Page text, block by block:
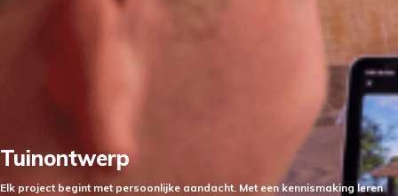
Tuinontwerp
Elk project begint met persoonlijke aandacht. Met een kennismaking leren